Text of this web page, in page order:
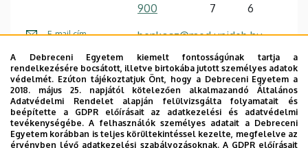
900
7
6
E-mail cím benkosz@med.unideb.hu
Cím 4032 Debrecen Egyetem tér 1
Épület Élettudományi labor épület
Emelet, ajtó 2. emelet, 2.404
Weboldal Szervezeti weboldal
A Debreceni Egyetem kiemelt fontosságúnak tartja a
rendelkezésére bocsátott, illetve birtokába jutott személyes adatok
védelmét. Ezúton tájékoztatjuk Önt, hogy a Debreceni Egyetem a
2018. május 25. napjától kötelezően alkalmazandó Általános
Adatvédelmi Rendelet alapján felülvizsgálta folyamatait és
beépítette a GDPR előírásait az adatkezelési és adatvédelmi
tevékenységébe. A felhasználók személyes adatait a Debreceni
Egyetem korábban is teljes körültekintéssel kezelte, megfelelve az
érvényben lévő adatkezelési szabályozásoknak. A GDPR előírásait